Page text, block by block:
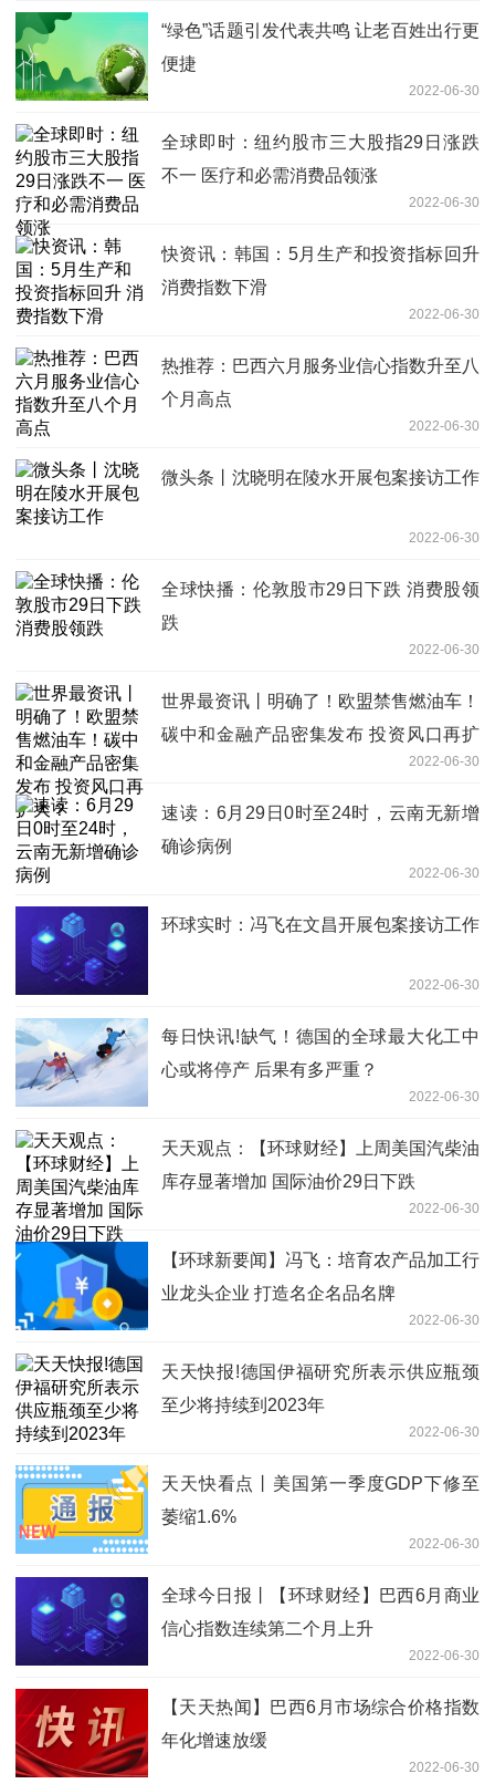
“绿色”话题引发代表共鸣 让老百姓出行更
便捷
2022-06-30
全球即时：纽约股市三大股指29日涨跌
不一 医疗和必需消费品领涨
2022-06-30
快资讯：韩国：5月生产和投资指标回升
消费指数下滑
2022-06-30
热推荐：巴西六月服务业信心指数升至八
个月高点
2022-06-30
微头条丨沈晓明在陵水开展包案接访工作
2022-06-30
全球快播：伦敦股市29日下跌 消费股领
跌
2022-06-30
世界最资讯丨明确了！欧盟禁售燃油车！
碳中和金融产品密集发布 投资风口再扩
2022-06-30
速读：6月29日0时至24时，云南无新增
确诊病例
2022-06-30
环球实时：冯飞在文昌开展包案接访工作
2022-06-30
每日快讯!缺气！德国的全球最大化工中
心或将停产 后果有多严重？
2022-06-30
天天观点：【环球财经】上周美国汽柴油
库存显著增加 国际油价29日下跌
2022-06-30
【环球新要闻】冯飞：培育农产品加工行
业龙头企业 打造名企名品名牌
2022-06-30
天天快报!德国伊福研究所表示供应瓶颈
至少将持续到2023年
2022-06-30
天天快看点丨美国第一季度GDP下修至
萎缩1.6%
2022-06-30
全球今日报丨【环球财经】巴西6月商业
信心指数连续第二个月上升
2022-06-30
【天天热闻】巴西6月市场综合价格指数
年化增速放缓
2022-06-30